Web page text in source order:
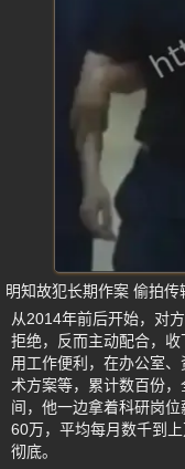
明知故犯长期作案 偷拍传
从2014年前后开始，对
拒绝，反而主动配合，
用工作便利，在办公室
术方案等，累计数百份
间，他一边拿着科研岗
60万，平均每月数千到
彻底。